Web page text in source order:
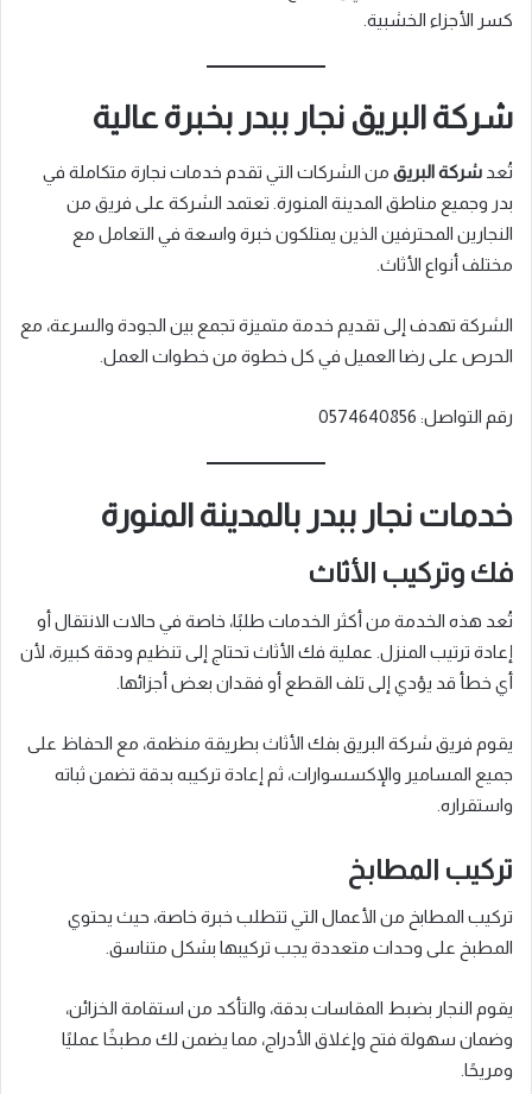
كسر الأجزاء الخشبية.
شركة البريق نجار ببدر بخبرة عالية
تُعد شركة البريق من الشركات التي تقدم خدمات نجارة متكاملة في
بدر وجميع مناطق المدينة المنورة. تعتمد الشركة على فريق من
النجارين المحترفين الذين يمتلكون خبرة واسعة في التعامل مع
مختلف أنواع الأثاث.
الشركة تهدف إلى تقديم خدمة متميزة تجمع بين الجودة والسرعة، مع
الحرص على رضا العميل في كل خطوة من خطوات العمل.
رقم التواصل: 0574640856
خدمات نجار ببدر بالمدينة المنورة
فك وتركيب الأثاث
تُعد هذه الخدمة من أكثر الخدمات طلبًا، خاصة في حالات الانتقال أو
إعادة ترتيب المنزل. عملية فك الأثاث تحتاج إلى تنظيم ودقة كبيرة، لأن
أي خطأ قد يؤدي إلى تلف القطع أو فقدان بعض أجزائها.
يقوم فريق شركة البريق بفك الأثاث بطريقة منظمة، مع الحفاظ على
جميع المسامير والإكسسوارات، ثم إعادة تركيبه بدقة تضمن ثباته
واستقراره.
تركيب المطابخ
تركيب المطابخ من الأعمال التي تتطلب خبرة خاصة، حيث يحتوي
المطبخ على وحدات متعددة يجب تركيبها بشكل متناسق.
يقوم النجار بضبط المقاسات بدقة، والتأكد من استقامة الخزائن،
وضمان سهولة فتح وإغلاق الأدراج، مما يضمن لك مطبخًا عمليًا
ومريحًا.